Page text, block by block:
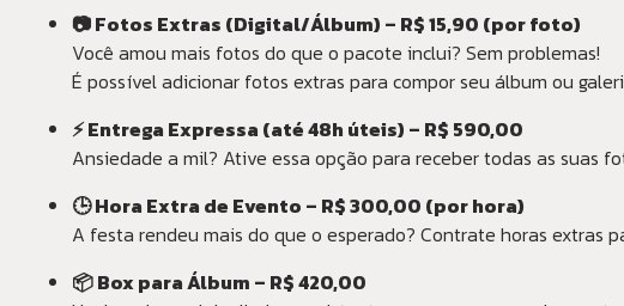
📷 Fotos Extras (Digital/Álbum) – R$ 15,90 (por foto)
Você amou mais fotos do que o pacote inclui? Sem problemas!
É possível adicionar fotos extras para compor seu álbum ou
⚡ Entrega Expressa (até 48h úteis) – R$ 590,00
Ansiedade a mil? Ative essa opção para receber todas as suas
🕒 Hora Extra de Evento – R$ 300,00 (por hora)
A festa rendeu mais do que o esperado? Contrate horas extras
📦 Box para Álbum – R$ 420,00